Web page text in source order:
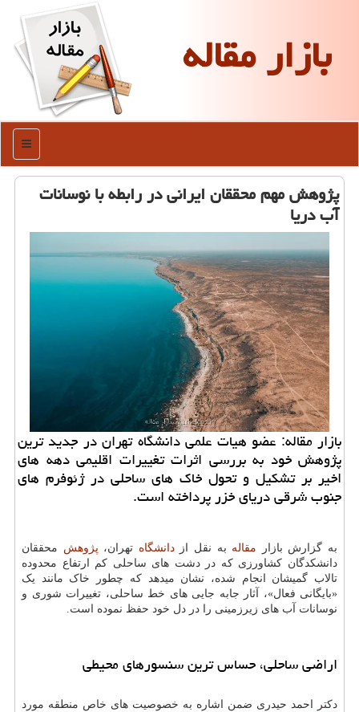
بازار مقاله
منو
پژوهش مهم محققان ایرانی در رابطه با نوسانات
آب دریا
بازار مقاله: عضو هیات علمی دانشگاه تهران در جدید ترین
پژوهش خود به بررسی اثرات تغییرات اقلیمی دهه های
اخیر بر تشکیل و تحول خاک های ساحلی در ژئوفرم های
جنوب شرقی دریای خزر پرداخته است.
به گزارش بازار مقاله به نقل ازدانشگاه تهران، پژوهش محققان
دانشکدگان کشاورزی که در دشت های ساحلی کم ارتفاع محدوده
تالاب گمیشان انجام شده، نشان میدهد که چطور خاک مانند یک
«بایگانی فعال»، آثار جابه جایی های خط ساحلی، تغییرات شوری و
نوسانات آب های زیرزمینی را در دل خود حفظ نموده است.
اراضی ساحلی، حساس ترین سنسورهای محیطی
دکتر احمد حیدری ضمن اشاره به خصوصیت های خاص منطقه مورد